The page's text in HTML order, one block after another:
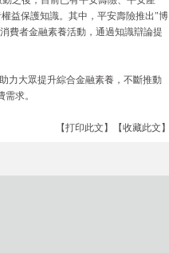
益保護知識。其中，平安壽險推出"博
費者金融素養活動，通過知識辯論提
力大眾提升綜合金融素養，不斷推動
求。
【打印此文】 【收藏此文】